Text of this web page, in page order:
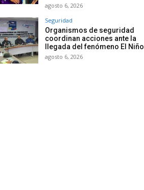
agosto 6, 2026
Seguridad
Organismos de seguridad
coordinan acciones ante la
llegada del fenómeno El Niño
agosto 6, 2026